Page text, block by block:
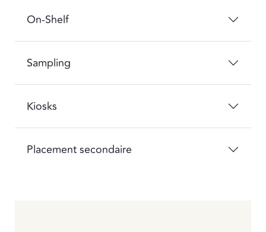
On-Shelf
Sampling
Kiosks
Placement secondaire